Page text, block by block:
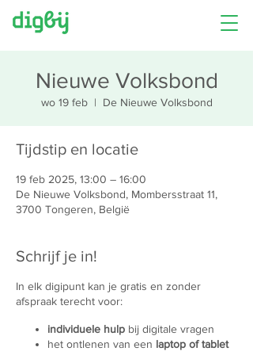
Nieuwe Volksbond
wo 19 feb
  |
De Nieuwe Volksbond
Tijdstip en locatie
19 feb 2025, 13:00 – 16:00
De Nieuwe Volksbond, Mombersstraat 11,
3700 Tongeren, België
Schrijf je in!
In elk digipunt kan je gratis en zonder
afspraak terecht voor:
individuele hulp bij digitale vragen
het ontlenen van een laptop of tablet